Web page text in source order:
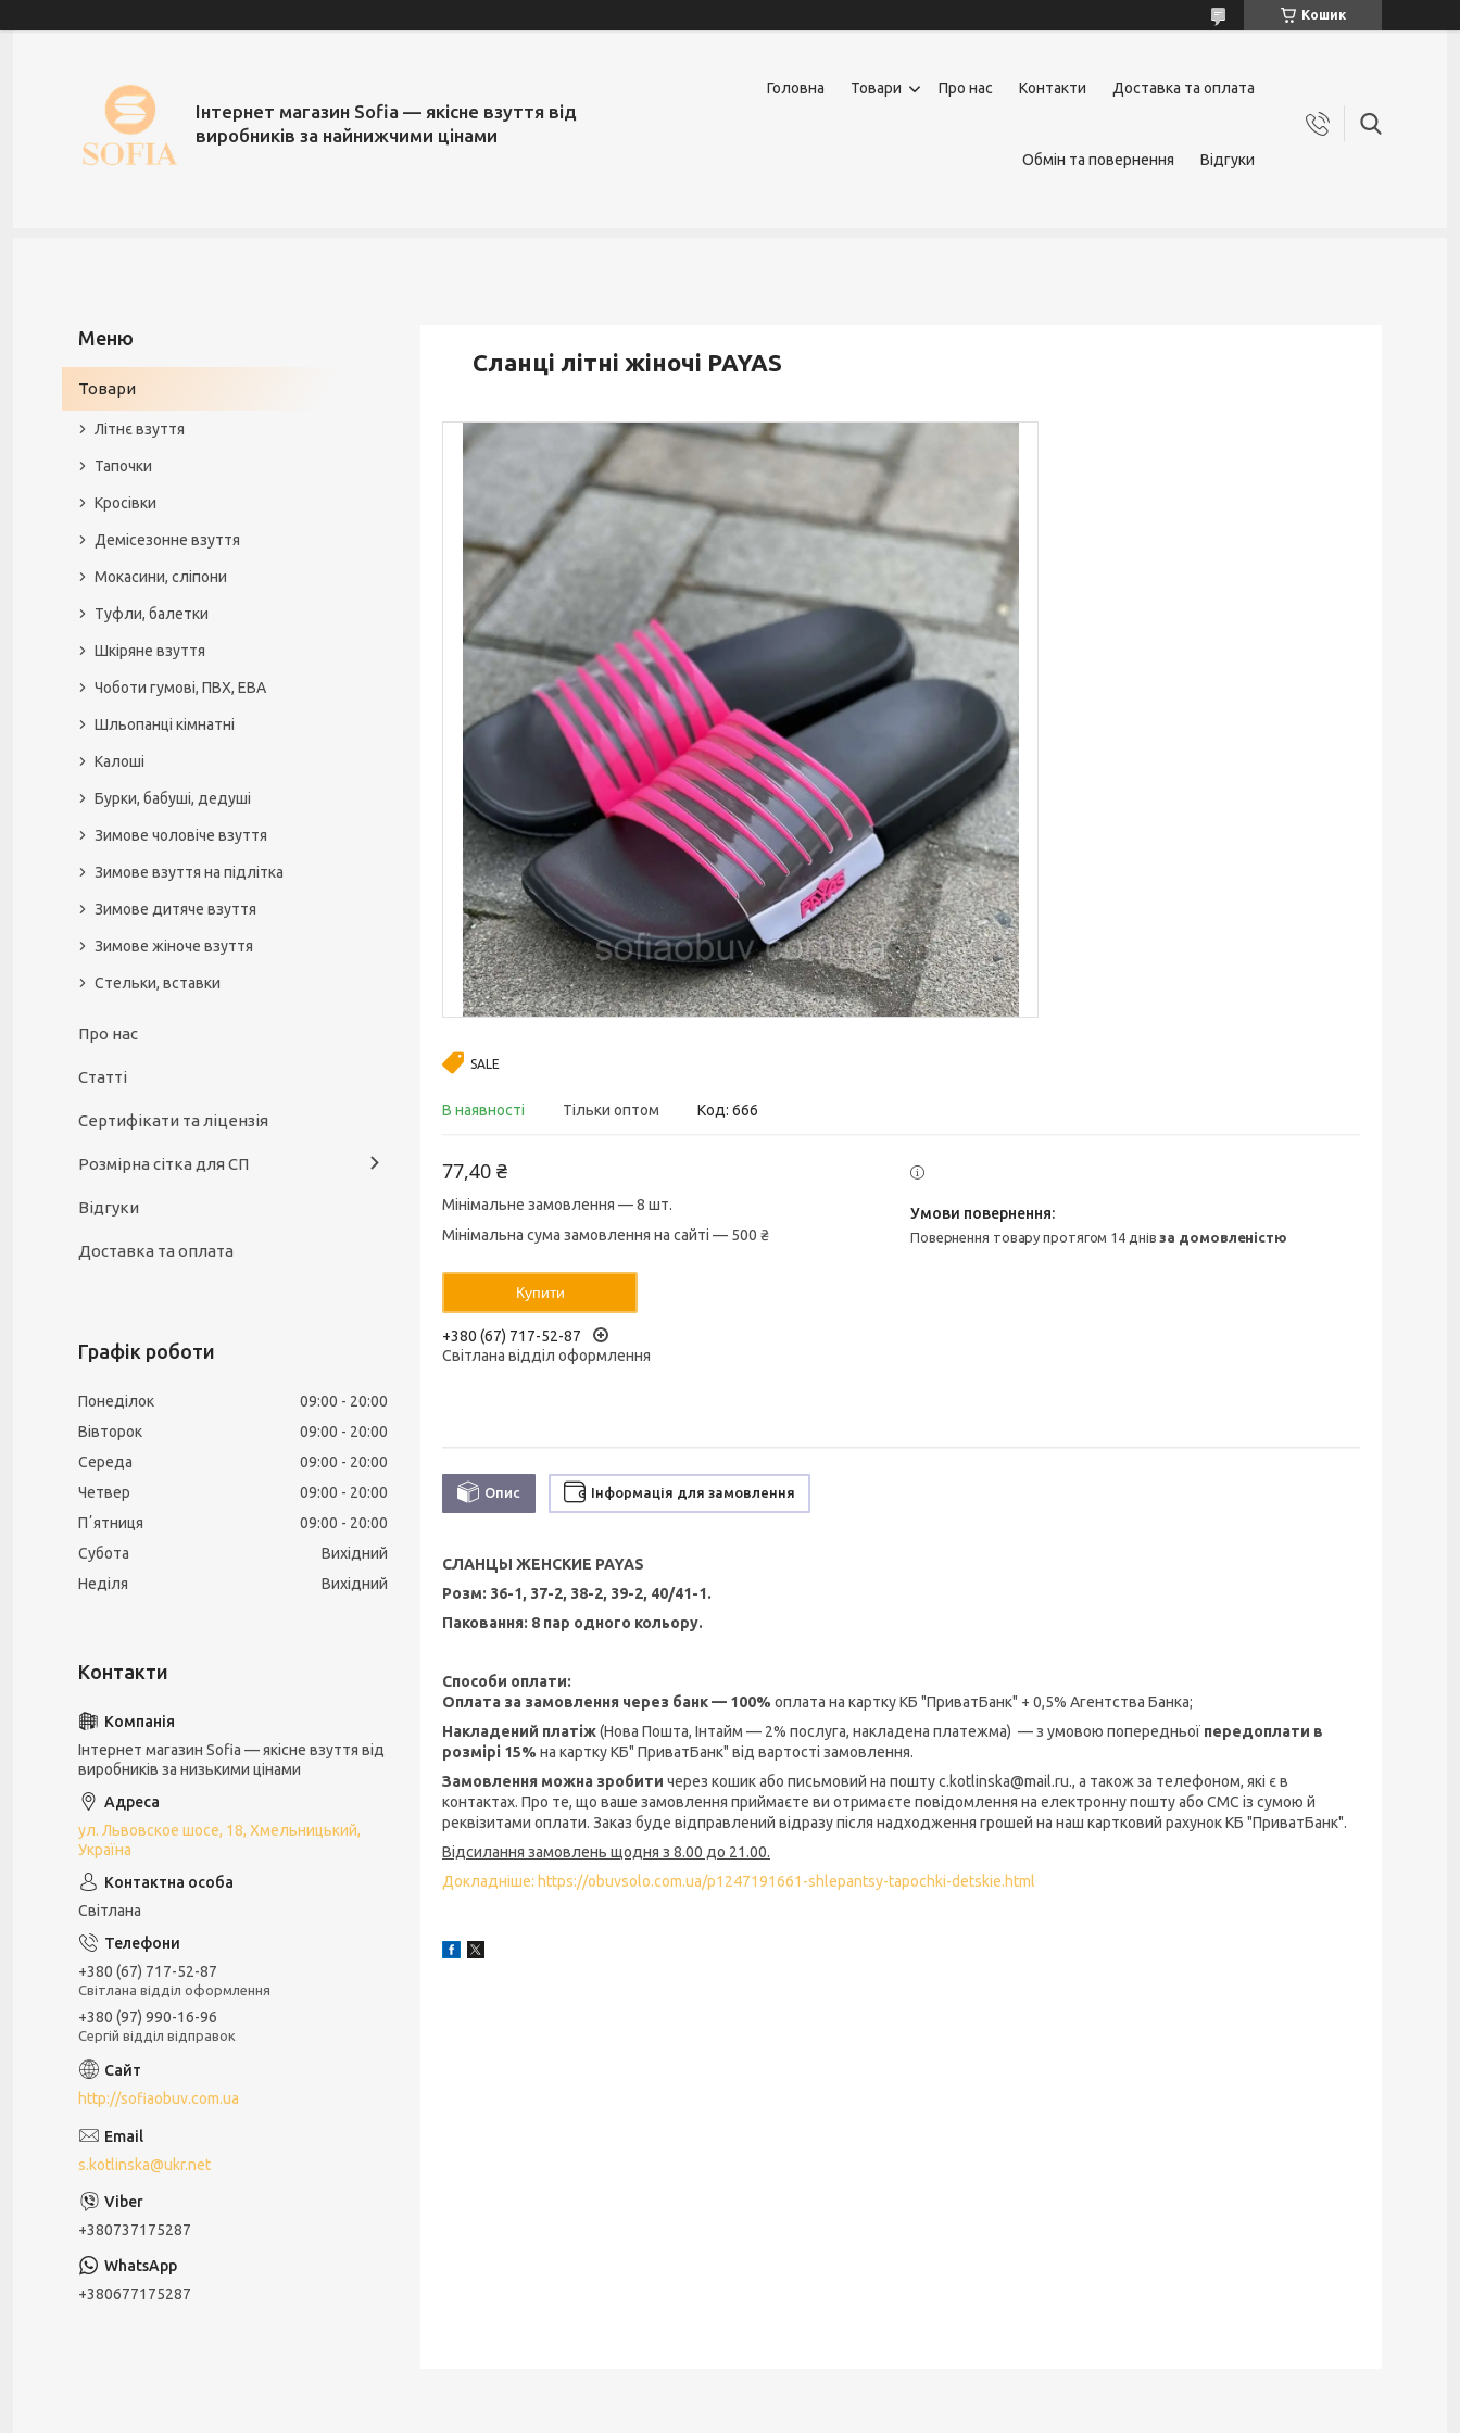
Кошик
Інтернет магазин Sofia — якісне взуття від
виробників за найнижчими цінами
Головна Товари Про нас Контакти Доставка та оплата
Обмін та повернення Відгуки
Сланці літні жіночі PAYAS
SALE
В наявності Тільки оптом Код: 666
77,40 ₴
Мінімальне замовлення — 8 шт.
Мінімальна сума замовлення на сайті — 500 ₴
Купити
+380 (67) 717-52-87
Світлана відділ оформлення
повернення товару протягом 14 днівза домовленістю
Опис Інформація для замовлення
CЛАНЦЫ ЖЕНСКИЕ PAYAS
Розм: 36-1, 37-2, 38-2, 39-2, 40/41-1.
Паковання: 8 пар одного кольору.
Способи оплати:
Оплата за замовлення через банк — 100% оплата на картку КБ "ПриватБанк" + 0,5% Агентства Банка;
Накладений платіж(Нова Пошта, Інтайм — 2% послуга, накладена платежма) — з умовою попередньої передоплати в
розмірі 15% на картку КБ" ПриватБанк" від вартості замовлення.
Замовлення можна зробити через кошик або письмовий на пошту c.kotlinska@mail.ru., а також за телефоном, які є в
контактах. Про те, що ваше замовлення приймаєте ви отримаєте повідомлення на електронну пошту або СМС із сумою й
реквізитами оплати. Заказ буде відправлений відразу після надходження грошей на наш картковий рахунок КБ "ПриватБанк".
Відсилання замовлень щодня з 8.00 до 21.00.
Докладніше: https://obuvsolo.com.ua/p1247191661-shlepantsy-tapochki-detskie.html
Товари
Літнє взуття
Тапочки
Кросівки
Демісезонне взуття
Мокасини, сліпони
Туфли, балетки
Шкіряне взуття
Чоботи гумові, ПВХ, ЕВА
Шльопанці кімнатні
Калоші
Бурки, бабуші, дедуші
Зимове чоловіче взуття
Зимове взуття на підлітка
Зимове дитяче взуття
Зимове жіноче взуття
Стельки, вставки
Про нас
Статті
Сертифікати та ліцензія
Розмірна сітка для СП
Відгуки
Доставка та оплата
Графік роботи
Понеділок 09:00
20:00
Вівторок
09:00
20:00
Середа
09:00
20:00
Четвер
09:00
20:00
Пʼятниця
09:00
20:00
Субота
Вихідний
Неділя
Вихідний
Інтернет магазин Sofia — якісне взуття від
виробників за низькими цінами
ул. Львовское шосе, 18, Хмельницький,
Україна
Світлана
+380 (67) 717-52-87
Світлана відділ оформлення
+380 (97) 990-16-96
Сергій відділ відправок
http://sofiaobuv.com.ua
s.kotlinska@ukr.net
+380737175287
+380677175287